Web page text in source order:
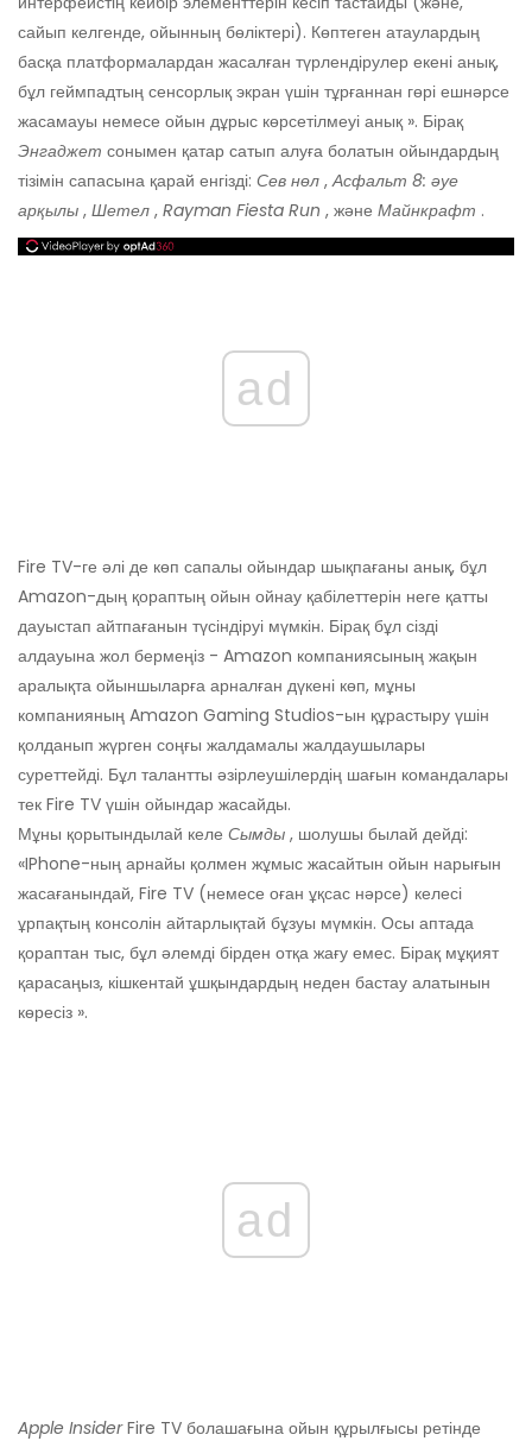
сайып келгенде, ойынның бөліктері). Көптеген атаулардың
басқа платформалардан жасалған түрлендірулер екені анық,
бұл геймпадтың сенсорлық экран үшін тұрғаннан гөрі ешнәрсе
жасамауы немесе ойын дұрыс көрсетілмеуі анық ». Бірақ
Энгаджет сонымен қатар сатып алуға болатын ойындардың
тізімін сапасына қарай енгізді: Сев нөл ,Асфальт 8: әуе
арқылы , Шетел , Rayman Fiesta Run , және Майнкрафт .
ad
Fire TV-ге әлі де көп сапалы ойындар шықпағаны анық, бұл
Amazon-дың қораптың ойын ойнау қабілеттерін неге қатты
дауыстап айтпағанын түсіндіруі мүмкін. Бірақ бұл сізді
алдауына жол бермеңіз - Amazon компаниясының жақын
аралықта ойыншыларға арналған дүкені көп, мұны
компанияның Amazon Gaming Studios-ын құрастыру үшін
қолданып жүрген соңғы жалдамалы жалдаушылары
суреттейді. Бұл талантты әзірлеушілердің шағын командалары
тек Fire TV үшін ойындар жасайды.
Мұны қорытындылай келе Сымды , шолушы былай дейді:
«IPhone-ның арнайы қолмен жұмыс жасайтын ойын нарығын
жасағанындай, Fire TV (немесе оған ұқсас нәрсе) келесі
ұрпақтың консолін айтарлықтай бұзуы мүмкін. Осы аптада
қораптан тыс, бұл әлемді бірден отқа жағу емес. Бірақ мұқият
қарасаңыз, кішкентай ұшқындардың неден бастау алатынын
көресіз ».
ad
Apple InsiderFire TV болашағына ойын құрылғысы ретінде